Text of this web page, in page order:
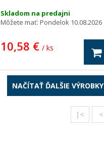
Skladom na predajni
Môžete mať: Pondelok 10.08.2026
10,58 € / ks
NAČÍTAŤ ĎALŠIE VÝROBKY
|< <